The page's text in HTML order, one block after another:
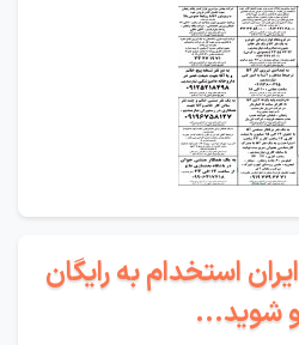
استخدام به رایگان
شوید...